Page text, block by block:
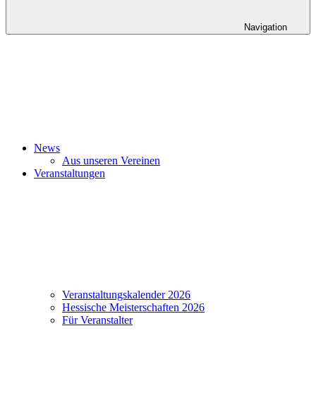
Navigation
News
Aus unseren Vereinen
Veranstaltungen
Veranstaltungskalender 2026
Hessische Meisterschaften 2026
Für Veranstalter